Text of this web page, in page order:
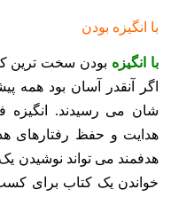
با انگیزه بودن
با انگیزه بودن سخت ترین
اگر آنقدر آسان بود همه
شان می رسیدند. انگیزه
هدایت و حفظ رفتارهای
هدفمند می‌ تواند نوشیدن
خواندن یک کتاب برای